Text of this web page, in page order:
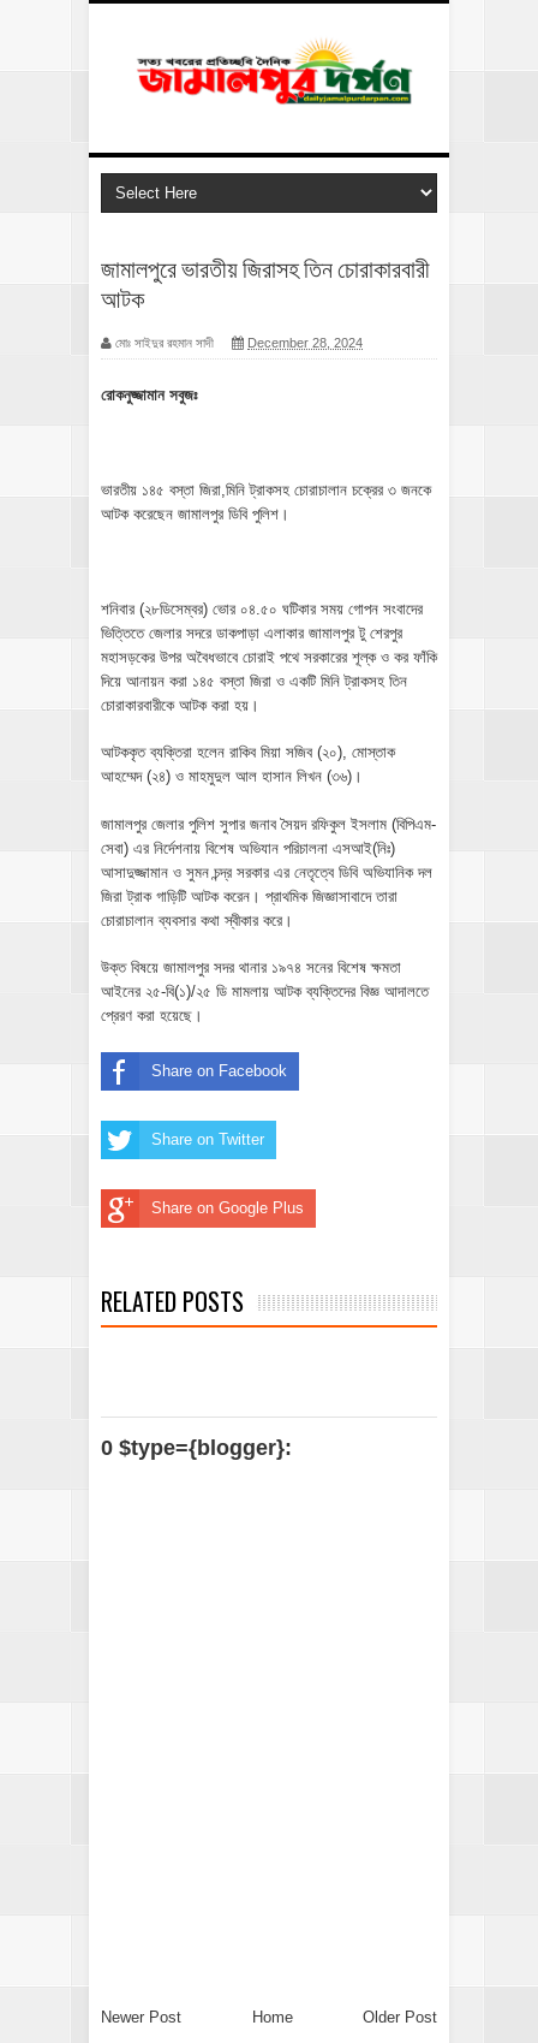
জামালপুরে ভারতীয় জিরাসহ তিন চোরাকারবারী
আটক
মোঃ সাইদুর রহমান সাদী December 28, 2024
রোকনুজ্জামান সবুজঃ
ভারতীয় ১৪৫ বস্তা জিরা,মিনি ট্রাকসহ চোরাচালান চক্রের ৩ জনকে
আটক করেছেন জামালপুর ডিবি পুলিশ।
শনিবার (২৮ডিসেম্বর) ভোর ০৪.৫০ ঘটিকার সময় গোপন সংবাদের
ভিত্তিতে জেলার সদরে ডাকপাড়া এলাকার জামালপুর টু শেরপুর
মহাসড়কের উপর অবৈধভাবে চোরাই পথে সরকারের শূল্ক ও কর ফাঁকি
দিয়ে আনায়ন করা ১৪৫ বস্তা জিরা ও একটি মিনি ট্রাকসহ তিন
চোরাকারবারীকে আটক করা হয়।
আটককৃত ব্যক্তিরা হলেন রাকিব মিয়া সজিব (২০), মোস্তাক
আহম্মেদ (২৪) ও মাহমুদুল আল হাসান লিখন (৩৬)।
জামালপুর জেলার পুলিশ সুপার জনাব সৈয়দ রফিকুল ইসলাম (বিপিএম-
সেবা) এর নির্দেশনায় বিশেষ অভিযান পরিচালনা এসআই(নিঃ)
আসাদুজ্জামান ও সুমন চন্দ্র সরকার এর নেতৃত্বে ডিবি অভিযানিক দল
জিরা ট্রাক গাড়িটি আটক করেন। প্রাথমিক জিজ্ঞাসাবাদে তারা
চোরাচালান ব্যবসার কথা স্বীকার করে।
উক্ত বিষয়ে জামালপুর সদর থানার ১৯৭৪ সনের বিশেষ ক্ষমতা
আইনের ২৫-বি(১)/২৫ ডি মামলায় আটক ব্যক্তিদের বিজ্ঞ আদালতে
প্রেরণ করা হয়েছে।
Share on Facebook
Share on Twitter
Share on Google Plus
RELATED POSTS
0 $type={blogger}:
Newer Post Older Post
Home